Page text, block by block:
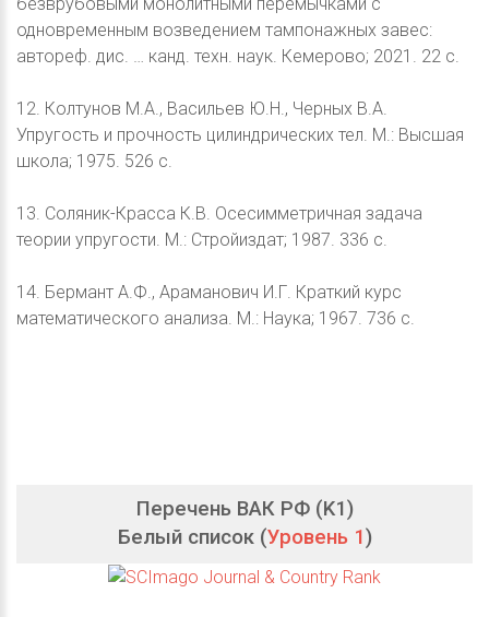
одновременным возведением тампонажных завес:
автореф. дис. … канд. техн. наук. Кемерово; 2021. 22 с.
12. Колтунов М.А., Васильев Ю.Н., Черных В.А.
Упругость и прочность цилиндрических тел. М.: Высшая
школа; 1975. 526 с.
13. Соляник-Красса К.В. Осесимметричная задача
теории упругости. М.: Стройиздат; 1987. 336 с.
14. Бермант А.Ф., Араманович И.Г. Краткий курс
математического анализа. М.: Наука; 1967. 736 с.
Перечень ВАК РФ (K1)
Белый список (Уровень 1)